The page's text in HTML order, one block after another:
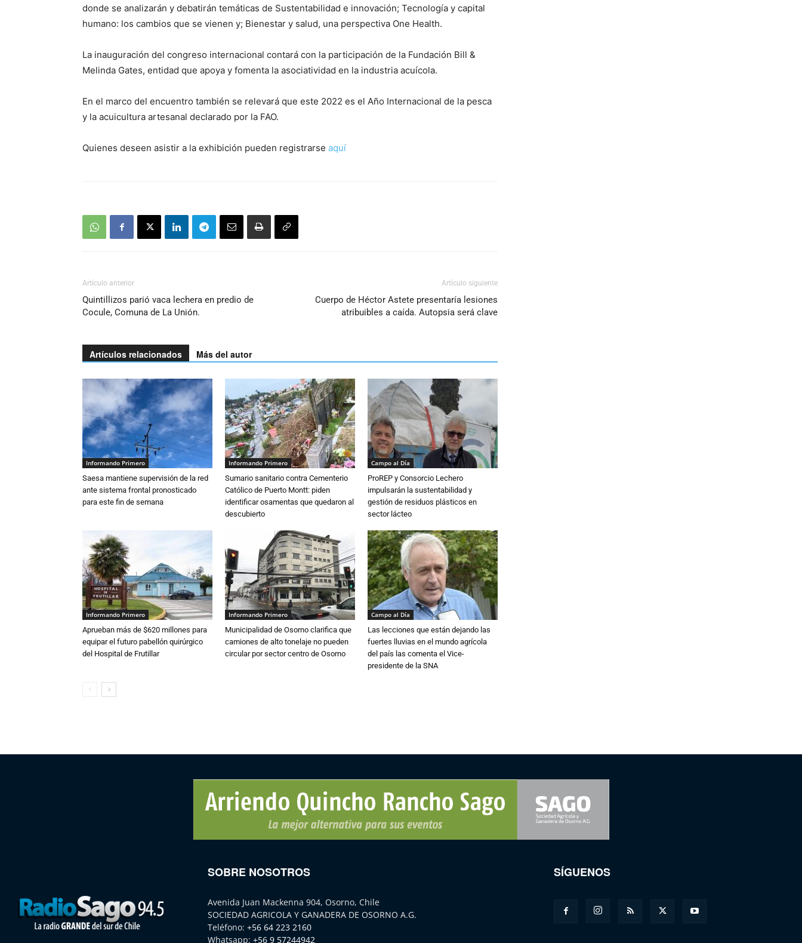
donde se analizarán y debatirán temáticas de Sustentabilidad e innovación; Tecnología y capital
humano: los cambios que se vienen y; Bienestar y salud, una perspectiva One Health.
La inauguración del congreso internacional contará con la participación de la Fundación Bill &
Melinda Gates, entidad que apoya y fomenta la asociatividad en la industria acuícola.
En el marco del encuentro también se relevará que este 2022 es el Año Internacional de la pesca
y la acuicultura artesanal declarado por la FAO.
Quienes deseen asistir a la exhibición pueden registrarse aquí
Artículo anterior
Quintillizos parió vaca lechera en predio de
Cocule, Comuna de La Unión.
Artículo siguiente
Cuerpo de Héctor Astete presentaría lesiones
atribuibles a caída. Autopsia será clave
Artículos relacionados Más del autor
Informando Primero
Saesa mantiene supervisión de la red
ante sistema frontal pronosticado
para este fin de semana
Informando Primero
Sumario sanitario contra Cementerio
Católico de Puerto Montt: piden
identificar osamentas que quedaron al
descubierto
Campo al Día
ProREP y Consorcio Lechero
impulsarán la sustentabilidad y
gestión de residuos plásticos en
sector lácteo
Informando Primero
Aprueban más de $620 millones para
equipar el futuro pabellón quirúrgico
del Hospital de Frutillar
Informando Primero
Municipalidad de Osorno clarifica que
camiones de alto tonelaje no pueden
circular por sector centro de Osorno
Campo al Día
Las lecciones que están dejando las
fuertes lluvias en el mundo agrícola
del país las comenta el Vice-
presidente de la SNA
SOBRE NOSOTROS
Avenida Juan Mackenna 904, Osorno, Chile
SOCIEDAD AGRICOLA Y GANADERA DE OSORNO A.G.
Teléfono: +56 64 223 2160
Whatsapp: +56 9 57244942
SÍGUENOS